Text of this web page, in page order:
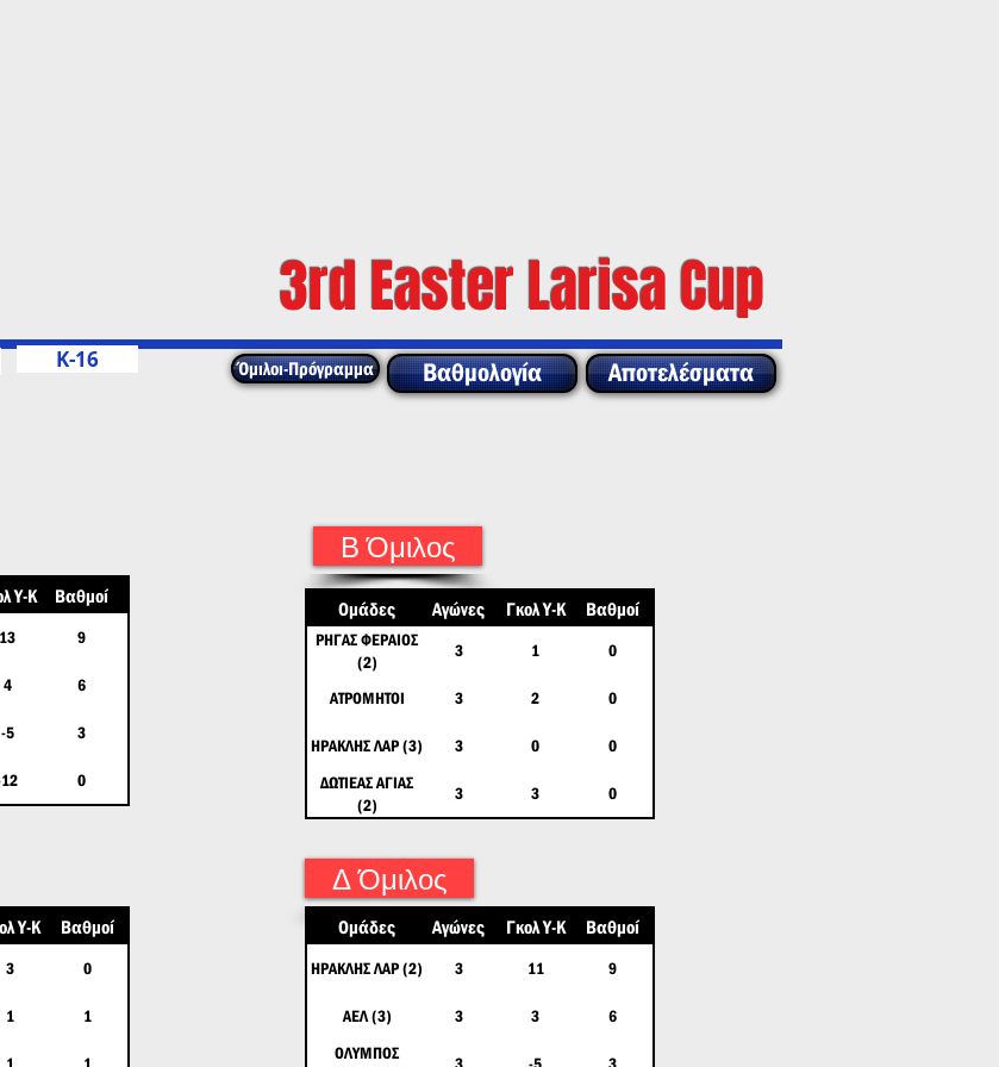
3rd Easter Larisa Cup
Όμιλοι-Πρόγραμμα Βαθμολογία Αποτελέσματα
K-16
Υ-Κ Βαθμοί
13 9
4 6
-5
3
0
Υ-Κ Βαθμοί
3 0
1 1
1 1
Β Όμιλος
Ομάδες Αγώνες Γκολ Υ-Κ Βαθμοί
ΡΗΓΑΣ ΦΕΡΑΙΟΣ
(2)
3 1 0
ΑΤΡΟΜΗΤΟΙ 3 2 0
ΗΡΑΚΛΗΣ ΛΑΡ (3) 3 0
0
ΔΩΤΙΕΑΣ ΑΓΙΑΣ
(2)
3 3 0
Δ Όμιλος
Ομάδες Αγώνες Γκολ Υ-Κ Βαθμοί
ΗΡΑΚΛΗΣ ΛΑΡ (2) 3 11 9
ΑΕΛ (3) 3 3
6
ΟΛΥΜΠΟΣ
3 -5 3